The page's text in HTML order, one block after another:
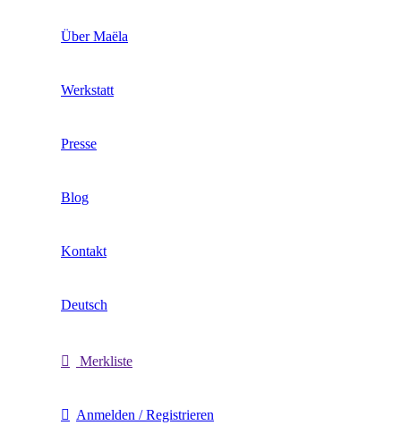
Über Maëla
Werkstatt
Presse
Blog
Kontakt
Deutsch
Merkliste
Anmelden / Registrieren